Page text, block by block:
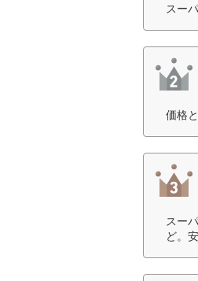
スー
価格
スー
ど。